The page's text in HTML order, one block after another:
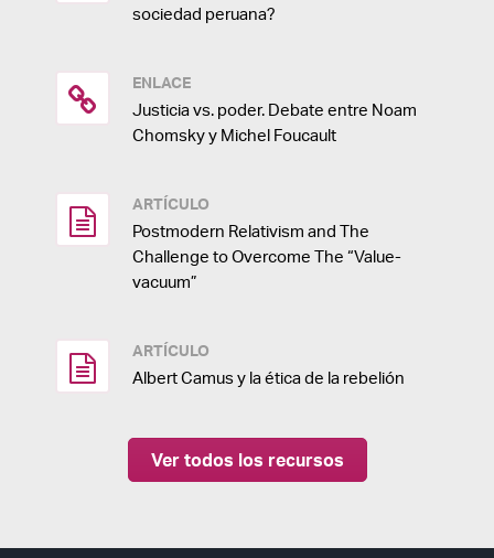
sociedad peruana?
ENLACE
Justicia vs. poder. Debate entre Noam
Chomsky y Michel Foucault
ARTÍCULO
Postmodern Relativism and The
Challenge to Overcome The “Value-
vacuum”
ARTÍCULO
Albert Camus y la ética de la rebelión
Ver todos los recursos